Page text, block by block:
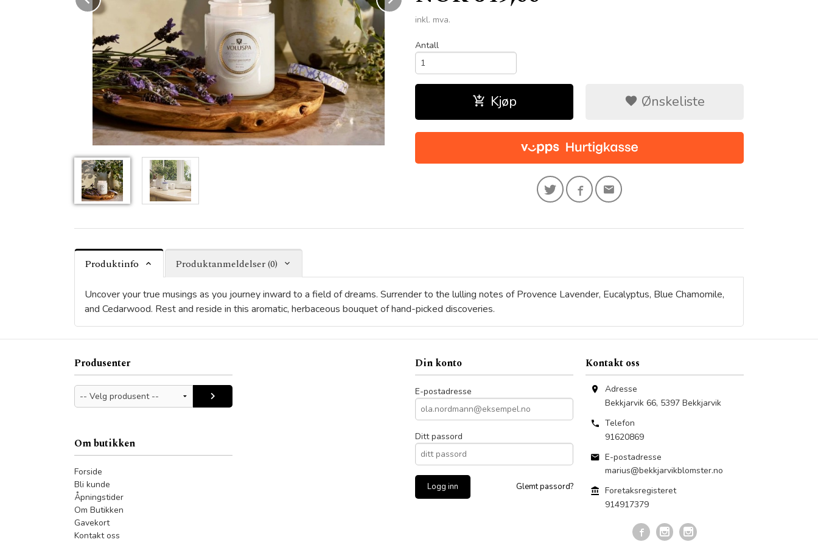
inkl. mva.
Antall
Kjøp Ønskeliste
Produktinfo Produktanmeldelser (0)
Uncover your true musings as you journey inward to a field of dreams. Surrender to the lulling notes of Provence Lavender, Eucalyptus, Blue Chamomile,
and Cedarwood. Rest and reside in this aromatic, herbaceous bouquet of hand-picked discoveries.
Produsenter
Om butikken
Forside
Bli kunde
Åpningstider
Om Butikken
Gavekort
Kontakt oss
Din konto
E-postadresse
Ditt passord
Glemt passord?
Kontakt oss
Adresse
Bekkjarvik 66, 5397 Bekkjarvik
Telefon
91620869
E-postadresse
marius@bekkjarvikblomster.no
Foretaksregisteret
914917379